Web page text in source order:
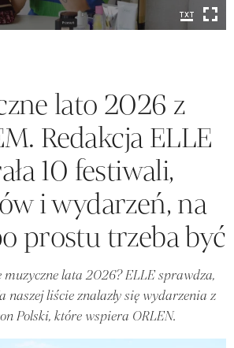
lato 2026 z
Redakcja ELLE
10 festiwali,
i wydarzeń, na
prostu trzeba być
muzyczne lata 2026? ELLE sprawdza,
naszej liście znalazły się wydarzenia z
Polski, które wspiera ORLEN.